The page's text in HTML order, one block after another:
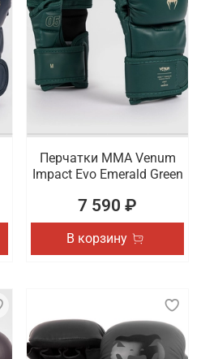
Перчатки ММА Venum
Impact Evo Emerald Green
7 590 ₽
В корзину